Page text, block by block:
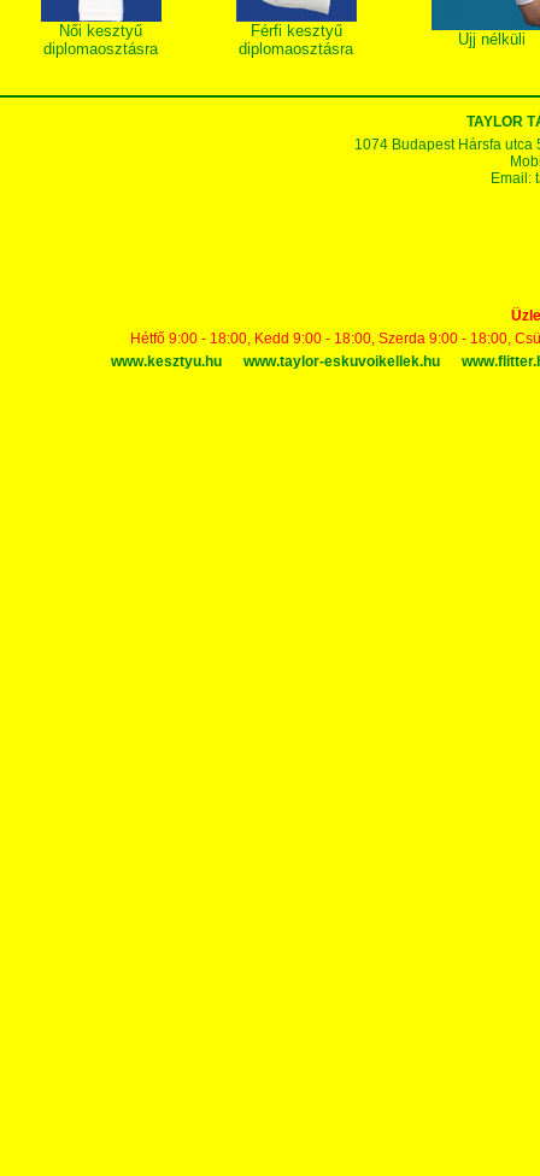
Női kesztyű
diplomaosztásra
Férfi kesztyű
diplomaosztásra
Ujj nélküli
TAYLOR
1074 Budapest Hársfa utca
Email:
Hétfő 9:00 - 18:00, Kedd 9:00 - 18:00, Szerda 9:00 - 18:00,
www.kesztyu.hu
www.taylor-eskuvoikellek.hu